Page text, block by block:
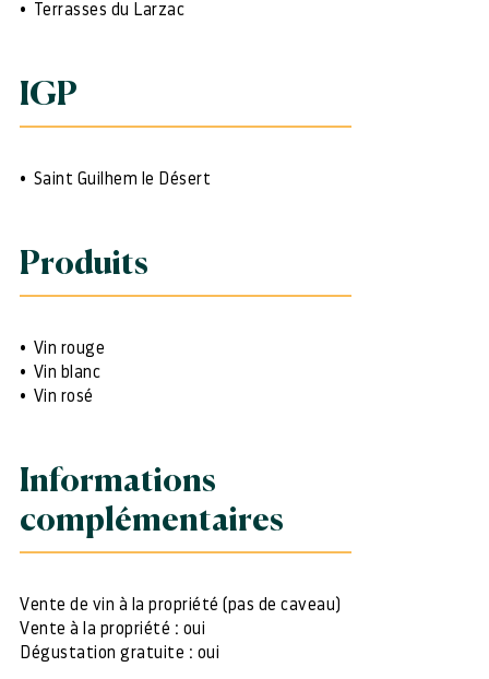
Terrasses du Larzac
IGP
Saint Guilhem le Désert
Produits
Vin rouge
Vin blanc
Vin rosé
Informations
complémentaires
Vente de vin à la propriété (pas de caveau)
Vente à la propriété : oui
Dégustation gratuite : oui